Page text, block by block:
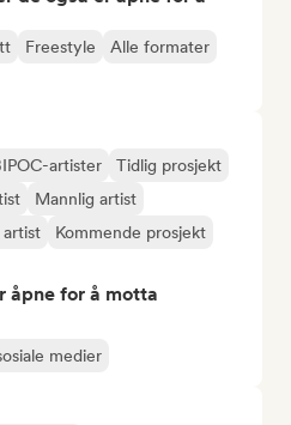
Freestyle
Alle formater
artister
Tidlig prosjekt
Mannlig artist
artist
Kommende prosjekt
åpne for å motta
medier